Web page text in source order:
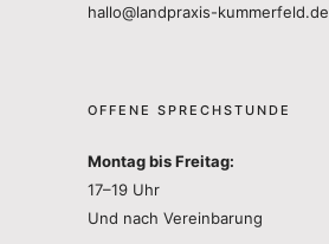
hallo@landpraxis-kummerfeld.de
OFFENE SPRECHSTUNDE
Montag bis Freitag:
17–19 Uhr
Und nach Vereinbarung